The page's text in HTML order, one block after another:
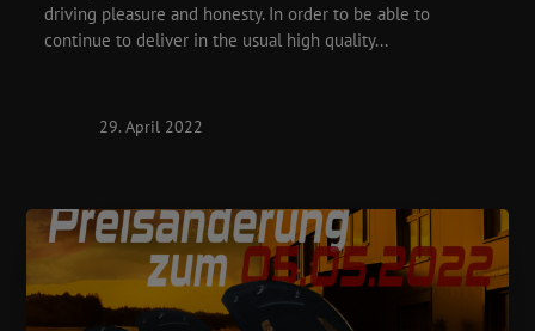
driving pleasure and honesty. In order to be able to
continue to deliver in the usual high quality...
29. April 2022